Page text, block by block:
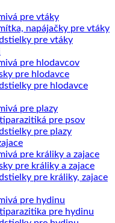
pre vtáky
napájačky pre vtáky
pre vtáky
pre hlodavcov
pre hlodavce
pre hlodavce
pre plazy
pre psov
pre plazy
pre králiky a zajace
pre králiky a zajace
pre králiky, zajace
pre hydinu
pre hydinu